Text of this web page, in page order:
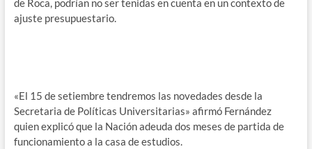
de Roca, podrían no ser tenidas en cuenta en un contexto de
ajuste presupuestario.
«El 15 de setiembre tendremos las novedades desde la
Secretaria de Políticas Universitarias» afirmó Fernández
quien explicó que la Nación adeuda dos meses de partida de
funcionamiento a la casa de estudios.